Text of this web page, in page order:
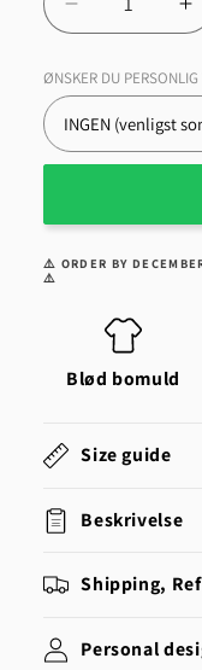
Decrease
quantity
for
Mercedes
A
Garage
A
Garage
Unisex
Shirt,
A
A
ØNSKER DU
⚠️ ORDER BY
⚠️
Blød bomuld
Size guide
Beskrivelse
Shipping,
Personal